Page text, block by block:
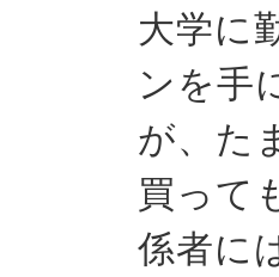
大学に
ンを手
が、た
買って
係者に